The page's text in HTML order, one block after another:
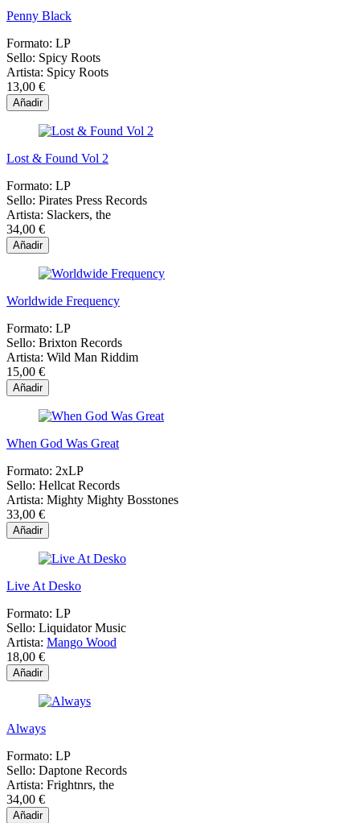
Penny Black
Formato: LP
Sello: Spicy Roots
Artista: Spicy Roots
13,00 €
Añadir
Lost & Found Vol 2
Formato: LP
Sello: Pirates Press Records
Artista: Slackers, the
34,00 €
Añadir
Worldwide Frequency
Formato: LP
Sello: Brixton Records
Artista: Wild Man Riddim
15,00 €
Añadir
When God Was Great
Formato: 2xLP
Sello: Hellcat Records
Artista: Mighty Mighty Bosstones
33,00 €
Añadir
Live At Desko
Formato: LP
Sello: Liquidator Music
Artista: Mango Wood
18,00 €
Añadir
Always
Formato: LP
Sello: Daptone Records
Artista: Frightnrs, the
34,00 €
Añadir